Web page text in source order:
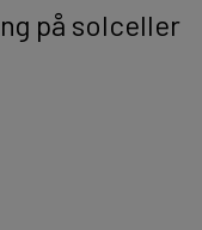
på solceller